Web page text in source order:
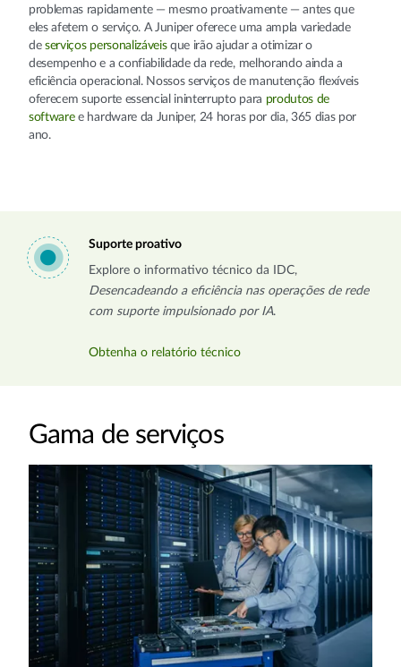
problemas rapidamente — mesmo proativamente — antes que
eles afetem o serviço. A Juniper oferece uma ampla variedade
deserviços personalizáveisque irão ajudar a otimizar o
desempenho e a confiabilidade da rede, melhorando ainda a
eficiência operacional. Nossos serviços de manutenção flexíveis
oferecem suporte essencial ininterrupto para produtos de
softwaree hardware da Juniper, 24 horas por dia, 365 dias por
ano.
Suporte proativo
Explore o informativo técnico da IDC,
Desencadeando a eficiência nas operações de rede
com suporte impulsionado por IA.
Obtenha o relatório técnico
Gama de serviços